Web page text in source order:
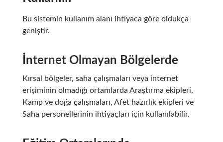
Bu sistemin kullanım alanı ihtiyaca göre oldukça
geniştir.
İnternet Olmayan Bölgelerde
Kırsal bölgeler, saha çalışmaları veya internet
erişiminin olmadığı ortamlarda Araştırma ekipleri,
Kamp ve doğa çalışmaları, Afet hazırlık ekipleri ve
Saha personellerinin ihtiyaçları için kullanılabilir.